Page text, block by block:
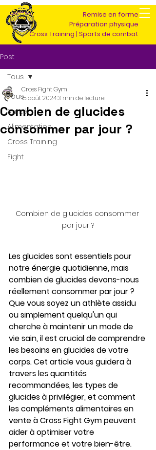
Remise en forme
Préparation physique
Cross Training | Sports de combat
Post
Tous
Santé
Alimentation
Cross Training
Fight
Tous
Combien de glucides
consommer par jour ?
Cross Fight Gym
15 août 20243 min de lecture
Combien de glucides consommer
par jour ?
Les glucides sont essentiels pour
notre énergie quotidienne, mais
combien de glucides devons-nous
réellement consommer par jour ?
Que vous soyez un athlète assidu
ou simplement quelqu'un qui
cherche à maintenir un mode de
vie sain, il est crucial de comprendre
les besoins en glucides de votre
corps. Cet article vous guidera à
travers les quantités
recommandées, les types de
glucides à privilégier, et comment
les compléments alimentaires en
vente à Cross Fight Gym peuvent
aider à optimiser votre
performance et votre bien-être.